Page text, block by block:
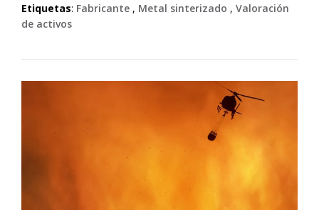
Etiquetas: Fabricante , Metal sinterizado , Valoración
de activos